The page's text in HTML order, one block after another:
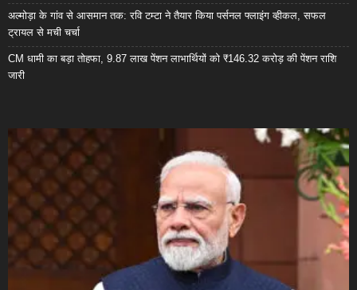
अल्मोड़ा के गांव से आसमान तक: रवि टम्टा ने तैयार किया पर्सनल फ्लाइंग व्हीकल, सफल
ट्रायल से मची चर्चा
CM धामी का बड़ा तोहफा, 9.87 लाख पेंशन लाभार्थियों को ₹146.32 करोड़ की पेंशन राशि
जारी